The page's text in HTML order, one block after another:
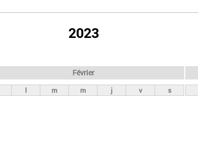
2023
Février
l m m j v s